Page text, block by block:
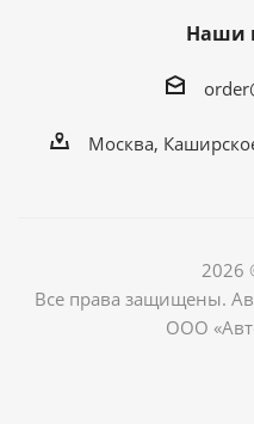
Наши
Москва,
2026
Все права защищены.
ООО